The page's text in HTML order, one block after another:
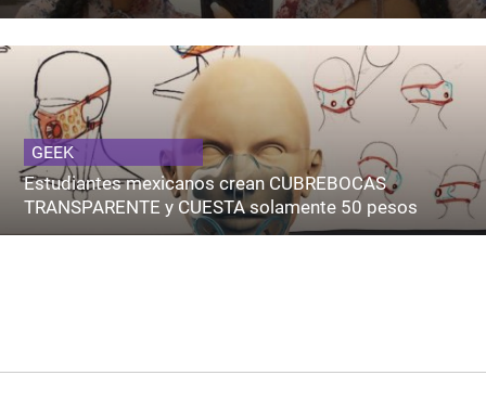
GEEK
Estudiantes mexicanos crean CUBREBOCAS
TRANSPARENTE y CUESTA solamente 50 pesos